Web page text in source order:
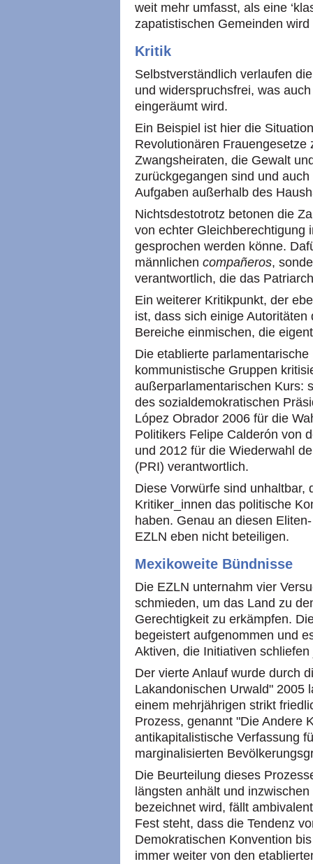
weit mehr umfasst, als eine
zapatistischen Gemeinden
Kritik
Selbstverständlich verlaufen
und widerspruchsfrei, was
eingeräumt wird.
Ein Beispiel ist hier die
Revolutionären Frauengesetze
Zwangsheiraten, die Gewalt
zurückgegangen sind und
Aufgaben außerhalb des
Nichtsdestotrotz betonen die
von echter Gleichberechtigung
gesprochen werden könne.
männlichen compañeros,
verantwortlich, die das
Ein weiterer Kritikpunkt, der
ist, dass sich einige
Bereiche einmischen, die
Die etablierte
kommunistische Gruppen
außerparlamentarischen Kurs:
des sozialdemokratischen
López Obrador 2006 für die
Politikers Felipe Calderón von
und 2012 für die Wiederwahl
(PRI) verantwortlich.
Diese Vorwürfe sind unhaltbar,
Kritiker_innen das politische
haben. Genau an diesen
EZLN eben nicht beteiligen.
Mexikoweite Bündnisse
Die EZLN unternahm vier
schmieden, um das Land zu
Gerechtigkeit zu erkämpfen.
begeistert aufgenommen und
Aktiven, die Initiativen
Der vierte Anlauf wurde durch
Lakandonischen Urwald" 2005
einem mehrjährigen strikt
Prozess, genannt "Die Andere
antikapitalistische Verfassung
marginalisierten
Die Beurteilung dieses
längsten anhält und
bezeichnet wird, fällt
Fest steht, dass die Tendenz
Demokratischen Konvention
immer weiter von den